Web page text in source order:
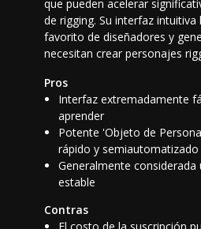
que pueden acelerar
de rigging. Su interfaz
favorito de diseñadores y
necesitan crear personajes
Pros
Interfaz extremadamente
aprender
Potente 'Objeto de
rápido y semiautomatizado
Generalmente considerada
estable
Contras
El costo de la suscripción